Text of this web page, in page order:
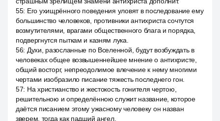
55: Его ухищрённого поведения уловят в последование ему
большинство человеков, противники антихриста сочтутся
возмутителями, врагами общественного блага и порядка,
подвергнутся пыткам и казням лука.
56: Духи, разосланные по Вселенной, будут возбуждать в
человеках общее возвышеннейшее мнение о антихристе,
общий восторг, непреодолимое влечение к нему многими
чертами изобразило писание тяжесть последнего гон.
57: На христианство и жестокость гонителя чертою,
решительною и определённою служит название, которое
даётся писанием этому ужасному человеку он назван
зверем, тогда как падший ангел.